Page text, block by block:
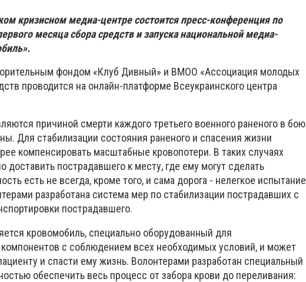
кризисном медиа-центре состоится пресс-конференция по
месяца сбора средств и запуска национальной медиа-
фондом «Клуб Дивный» и ВМОО «Ассоциация молодых
проводится на онлайн-платформе Всеукраинского центра
причиной смерти каждого третьего военного раненого в бою
Для стабилизации состояния раненого и спасения жизни
компенсировать масштабные кровопотери. В таких случаях
доставить пострадавшего к месту, где ему могут сделать
есть не всегда, кроме того, и сама дорога - нелегкое испытание
разработана система мер по стабилизации пострадавших с
пострадавшего.
кровомобиль, специально оборудованный для
компонентов с соблюдением всех необходимых условий, и может
и спасти ему жизнь. Волонтерами разработан специальный
обеспечить весь процесс от забора крови до переливания: